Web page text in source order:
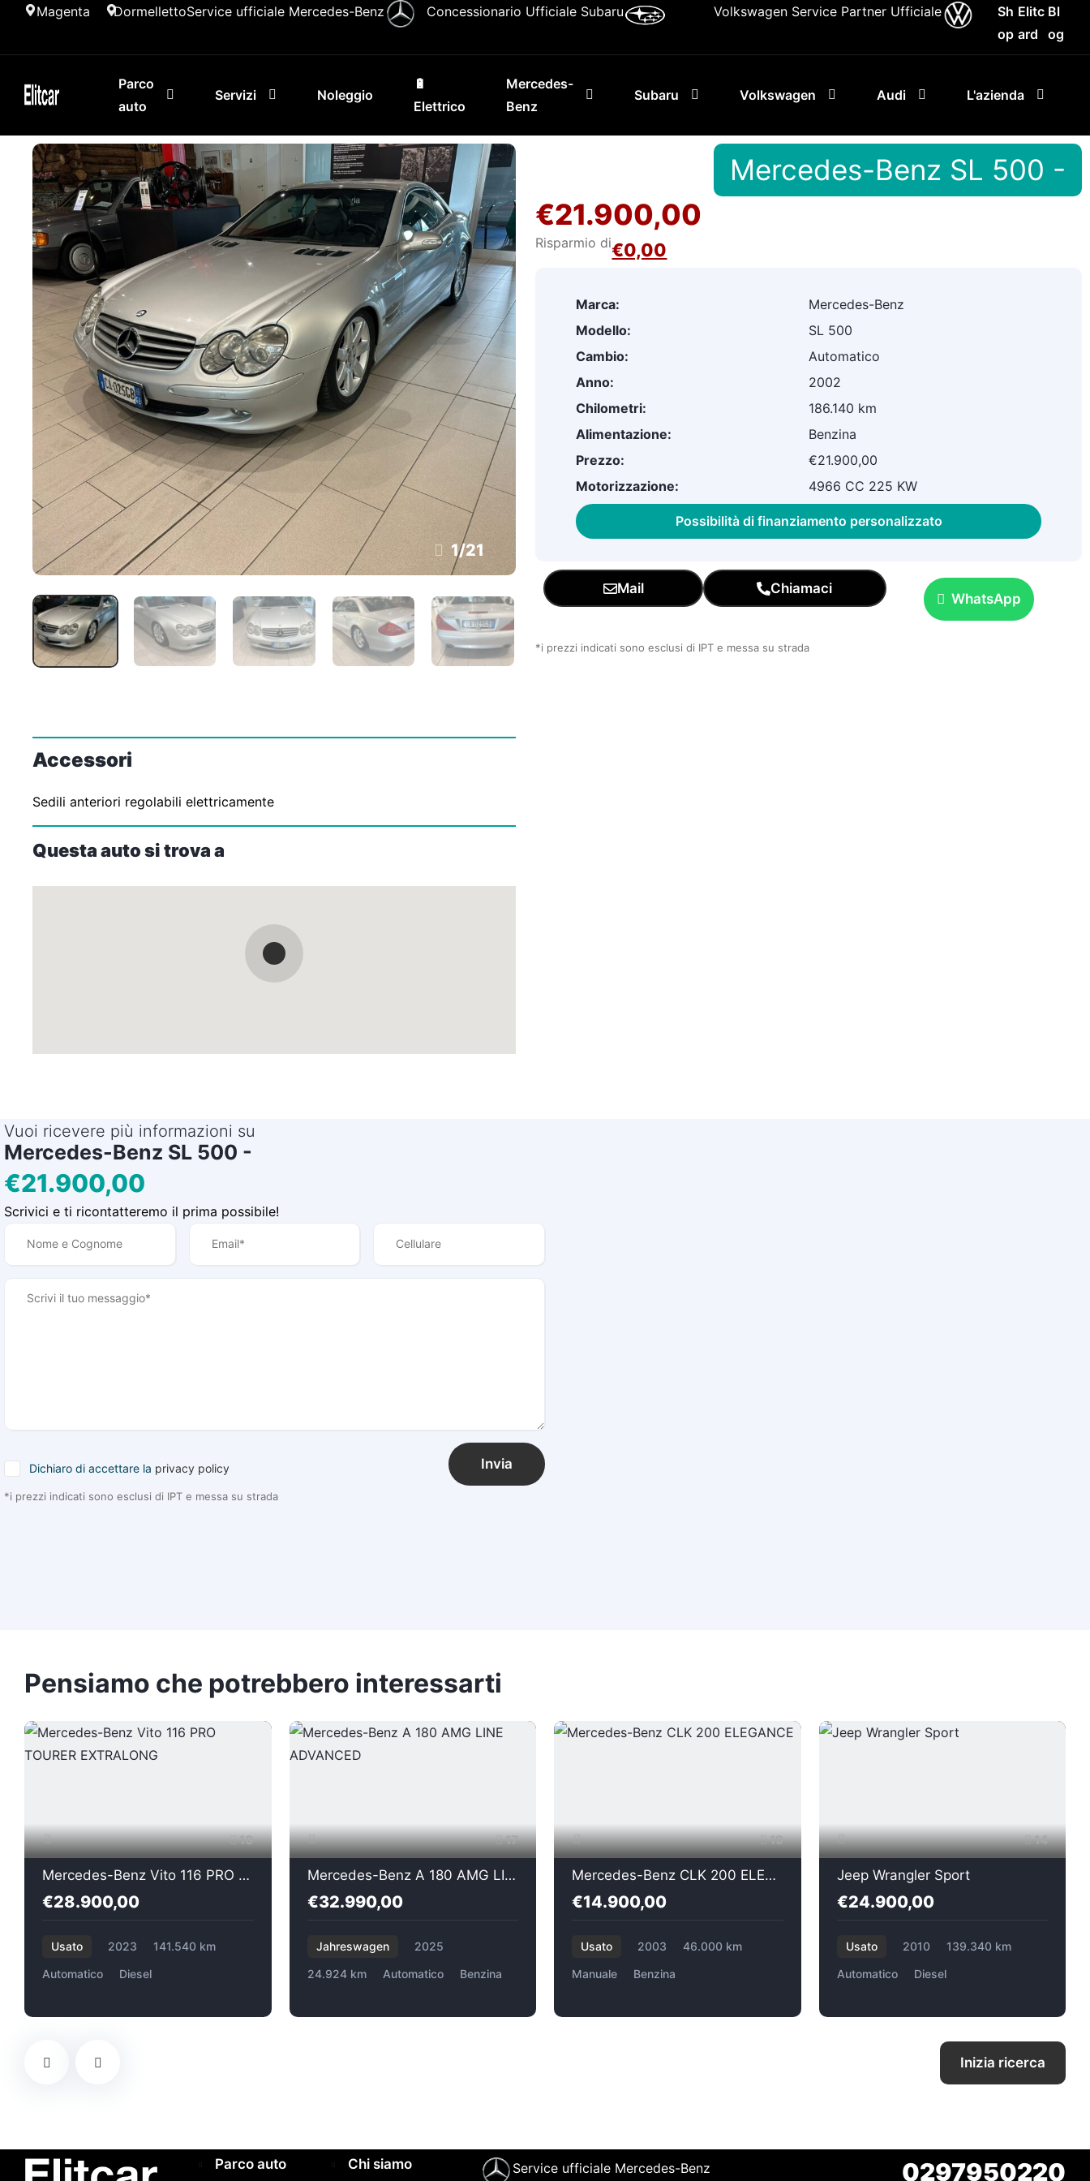
Magenta DormellettoService ufficiale Mercedes-Benz Concessionario Ufficiale Subaru Volkswagen Service Partner Ufficiale
Sh
op
Elitc
ard
Bl
og
Parco
auto
Servizi Noleggio
🔋
Elettrico
Mercedes-
Benz
Subaru Volkswagen Audi L'azienda
1/21
Accessori
Sedili anteriori regolabili elettricamente
Questa auto si trova a
Mercedes-Benz SL 500 -
€21.900,00
Risparmio di€0,00
Marca:
Mercedes-Benz
Modello:
SL 500
Cambio:
Automatico
Anno:
2002
Chilometri:
186.140 km
Alimentazione:
Benzina
Prezzo:
€21.900,00
Motorizzazione:
4966 CC 225 KW
Possibilità di finanziamento personalizzato
Mail Chiamaci
WhatsApp
*i prezzi indicati sono esclusi di IPT e messa su strada
Vuoi ricevere più informazioni su
Mercedes-Benz SL 500 -
€21.900,00
Scrivici e ti ricontatteremo il prima possibile!
Dichiaro di accettare la privacy policy Invia
*i prezzi indicati sono esclusi di IPT e messa su strada
Pensiamo che potrebbero interessarti
10
Mercedes-Benz Vito 116 PRO TOURER EXTRALONG
€28.900,00
Usato 2023
141.540 km
Automatico
Diesel
17
Mercedes-Benz A 180 AMG LINE ADVANCED
€32.990,00
Jahreswagen
2025
24.924 km
Automatico Benzina
19
Mercedes-Benz CLK 200 ELEGANCE
€14.900,00
Usato 2003
46.000 km
Manuale
Benzina
14
Jeep Wrangler Sport
€24.900,00
Usato 2010
139.340 km
Automatico
Diesel
Inizia ricerca
Parco auto Chi siamo Service ufficiale Mercedes-Benz 0297950220